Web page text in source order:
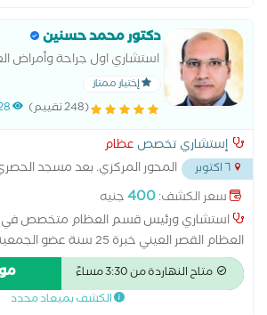
دكتور محمد حسنين
استشاري اول جراحة وأمراض
الجمعيه الدوليه والمصريه
في اصابات الملاعب و تثبيت
إختيار ممتاز
(248 تقييم)
إستشاري تخصص عظام
المحور المركزي. بعد مسجد
بجوار محل ...
سعر الكشف:400جنيه
استشاري ورئيس قسم العظام متخصص في
العظام القصر العيني خبرة 25
لجراحة العظام ((الدكتور الاعلي تقييم علي
علاج أمراض وجراحة العظام الام العمود الفقري
المفاصل تثبيت الكسور خبرة25سنة داخل وخارج مصر م
متاح النهاردة من 3:30 مساءً
الكشف بميعاد محدد